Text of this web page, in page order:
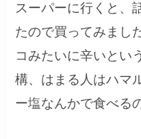
スーパーに行くと、
たので買ってみまし
コみたいに辛いとい
構、はまる人はハマ
ー塩なんかで食べる